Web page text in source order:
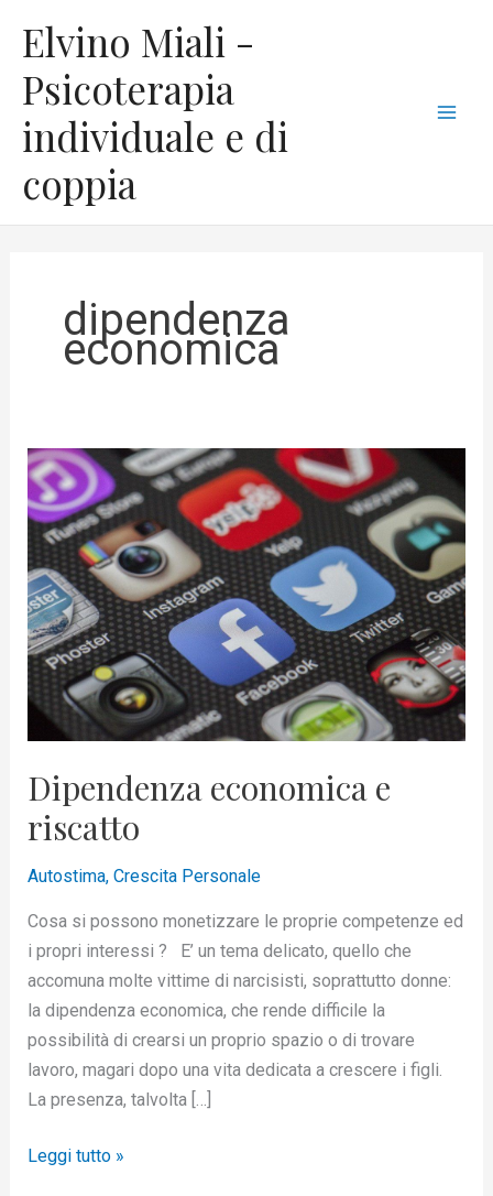
contenuto
Elvino Miali -
Psicoterapia
individuale e di
coppia
dipendenza
economica
Dipendenza economica e
riscatto
Autostima, Crescita Personale
Cosa si possono monetizzare le proprie competenze ed
i propri interessi ? E’ un tema delicato, quello che
accomuna molte vittime di narcisisti, soprattutto donne:
la dipendenza economica, che rende difficile la
possibilità di crearsi un proprio spazio o di trovare
lavoro, magari dopo una vita dedicata a crescere i figli.
La presenza, talvolta […]
Dipendenza
economica
e
riscatto
Leggi tutto »
a
t
e
g
o
r